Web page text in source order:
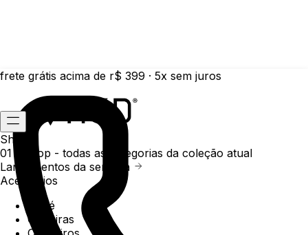
frete grátis acima de r$ 399 · 5x sem juros
Shop
01 /
Shop - todas as categorias da coleção atual
Lançamentos da semana
Acessórios
Boné
Carteiras